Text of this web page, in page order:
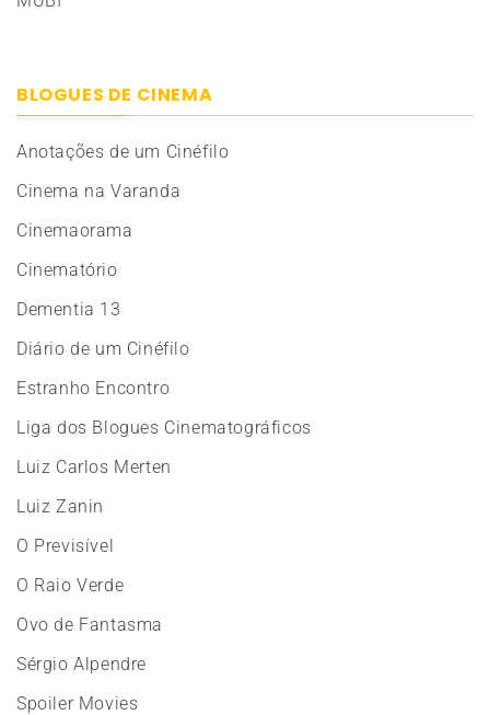
BLOGUES DE CINEMA
Anotações de um Cinéfilo
Cinema na Varanda
Cinemaorama
Cinematório
Dementia 13
Diário de um Cinéfilo
Estranho Encontro
Liga dos Blogues Cinematográficos
Luiz Carlos Merten
Luiz Zanin
O Previsível
O Raio Verde
Ovo de Fantasma
Sérgio Alpendre
Spoiler Movies